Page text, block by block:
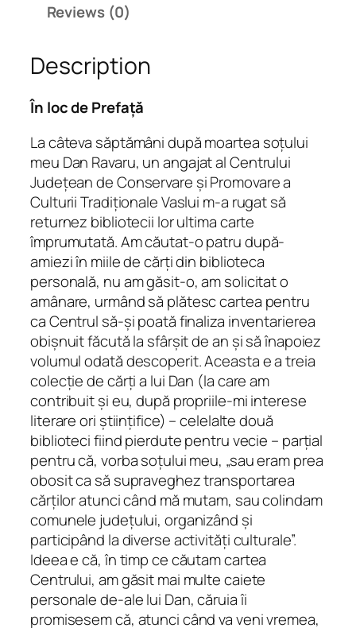
m
n
i
r
i
q
u
a
n
t
i
t
y
Reviews (0)
Description
În loc de Prefață
La câteva săptămâni după moartea soțului
meu Dan Ravaru, un angajat al Centrului
Județean de Conservare și Promovare a
Culturii Tradiționale Vaslui m-a rugat să
returnez bibliotecii lor ultima carte
împrumutată. Am căutat-o patru după-
amiezi în miile de cărți din biblioteca
personală, nu am găsit-o, am solicitat o
amânare, urmând să plătesc cartea pentru
ca Centrul să-și poată finaliza inventarierea
obișnuit făcută la sfârșit de an și să înapoiez
volumul odată descoperit. Aceasta e a treia
colecție de cărți a lui Dan (la care am
contribuit și eu, după propriile-mi interese
literare ori științifice) – celelalte două
biblioteci fiind pierdute pentru vecie – parțial
pentru că, vorba soțului meu, „sau eram prea
obosit ca să supraveghez transportarea
cărților atunci când mă mutam, sau colindam
comunele județului, organizând și
participând la diverse activități culturale”.
Ideea e că, în timp ce căutam cartea
Centrului, am găsit mai multe caiete
personale de-ale lui Dan, căruia îi
promisesem că, atunci când va veni vremea,